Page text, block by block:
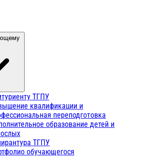
ТГПУ
квалификации и
переподготовка
образование детей и
ТГПУ
обучающегося